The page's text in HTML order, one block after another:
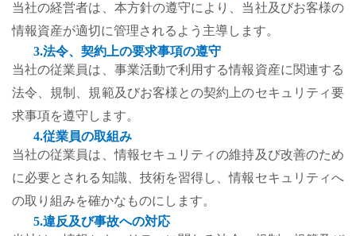
当社の経営者は、本方針の遵守により、当社及びお客様の
情報資産が適切に管理されるよう主導します。
3.法令、契約上の要求事項の遵守
当社の従業員は、事業活動で利用する情報資産に関連する
法令、規制、規範及びお客様との契約上のセキュリティ要
求事項を遵守します。
4.従業員の取組み
当社の従業員は、情報セキュリティの維持及び改善のため
に必要とされる知識、技術を習得し、情報セキュリティへ
の取り組みを確かなものにします。
5.違反及び事故への対応